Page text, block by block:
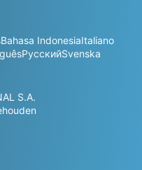
Bahasa IndonesiaItaliano
РусскийSvenska
S.A.